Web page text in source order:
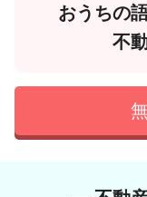
おうちの
不